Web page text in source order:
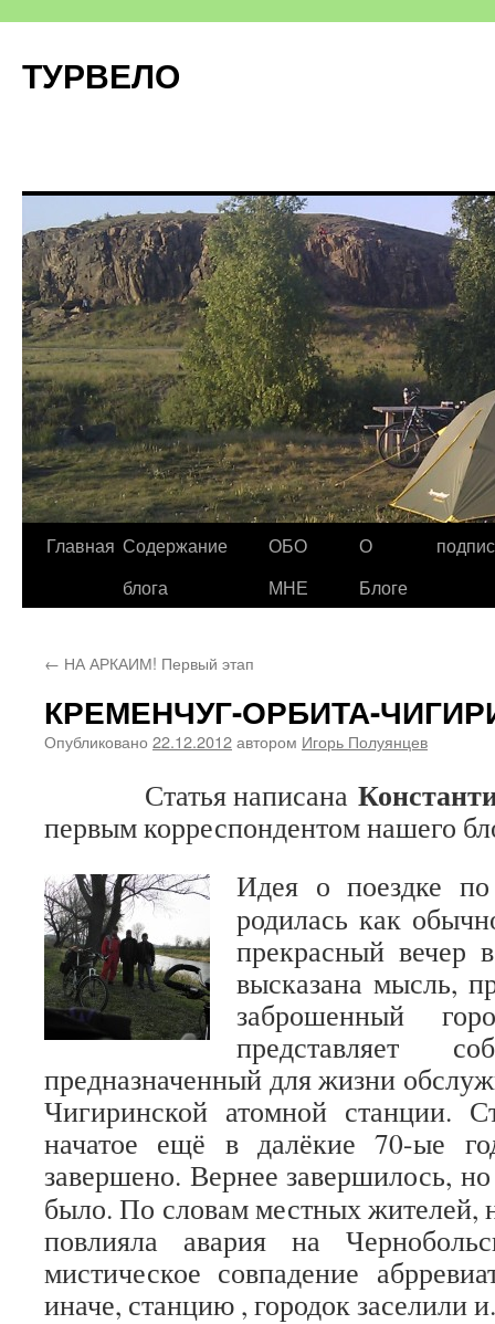
ТУРВЕЛО
Перейти
Главная Содержание
блога
ОБО
МНЕ
О
Блоге
← НА АРКАИМ! Первый этап
КРЕМЕНЧУГ-ОРБИТА-
Опубликовано 22.12.2012автором Игорь Полуянцев
Статья написана
первым корреспондентом нашего
Идея о поездке
родилась как
прекрасный вечер
высказана мысль,
заброшенный
представляет
предназначенный для жизни
Чигиринской атомной станции.
начатое ещё в далёкие 70-ые
завершено. Вернее завершилось,
было. По словам местных жителей,
повлияла авария на
мистическое совпадение
иначе, станцию , городок заселили